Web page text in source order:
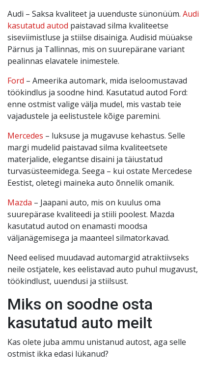
Audi – Saksa kvaliteet ja uuenduste sünonüüm. Audi
kasutatud autod paistavad silma kvaliteetse
siseviimistluse ja stiilse disainiga. Audisid müüakse
Pärnus ja Tallinnas, mis on suurepärane variant
pealinnas elavatele inimestele.
Ford – Ameerika automark, mida iseloomustavad
töökindlus ja soodne hind. Kasutatud autod Ford:
enne ostmist valige välja mudel, mis vastab teie
vajadustele ja eelistustele kõige paremini.
Mercedes – luksuse ja mugavuse kehastus. Selle
margi mudelid paistavad silma kvaliteetsete
materjalide, elegantse disaini ja täiustatud
turvasüsteemidega. Seega – kui ostate Mercedese
Eestist, oletegi maineka auto õnnelik omanik.
Mazda – Jaapani auto, mis on kuulus oma
suurepärase kvaliteedi ja stiili poolest. Mazda
kasutatud autod on enamasti moodsa
väljanägemisega ja maanteel silmatorkavad.
Need eelised muudavad automargid atraktiivseks
neile ostjatele, kes eelistavad auto puhul mugavust,
töökindlust, uuendusi ja stiilsust.
Miks on soodne osta
kasutatud auto meilt
Kas olete juba ammu unistanud autost, aga selle
ostmist ikka edasi lükanud?